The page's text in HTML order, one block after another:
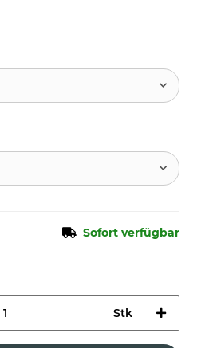
Sofort verfügbar
Stk